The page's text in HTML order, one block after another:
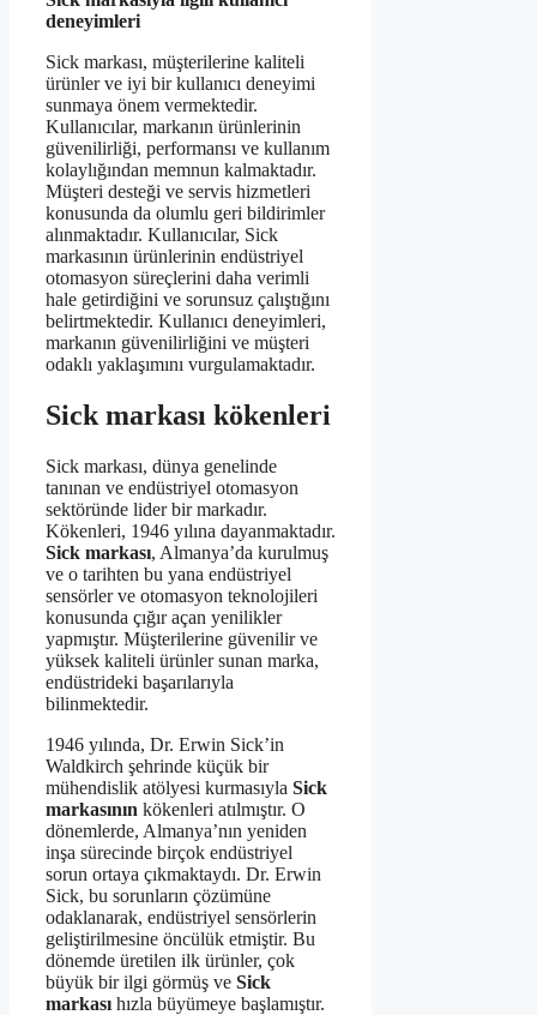
deneyimleri
Sick markası, müşterilerine kaliteli
ürünler ve iyi bir kullanıcı deneyimi
sunmaya önem vermektedir.
Kullanıcılar, markanın ürünlerinin
güvenilirliği, performansı ve kullanım
kolaylığından memnun kalmaktadır.
Müşteri desteği ve servis hizmetleri
konusunda da olumlu geri bildirimler
alınmaktadır. Kullanıcılar, Sick
markasının ürünlerinin endüstriyel
otomasyon süreçlerini daha verimli
hale getirdiğini ve sorunsuz çalıştığını
belirtmektedir. Kullanıcı deneyimleri,
markanın güvenilirliğini ve müşteri
odaklı yaklaşımını vurgulamaktadır.
Sick markası kökenleri
Sick markası, dünya genelinde
tanınan ve endüstriyel otomasyon
sektöründe lider bir markadır.
Kökenleri, 1946 yılına dayanmaktadır.
Sick markası, Almanya’da kurulmuş
ve o tarihten bu yana endüstriyel
sensörler ve otomasyon teknolojileri
konusunda çığır açan yenilikler
yapmıştır. Müşterilerine güvenilir ve
yüksek kaliteli ürünler sunan marka,
endüstrideki başarılarıyla
bilinmektedir.
1946 yılında, Dr. Erwin Sick’in
Waldkirch şehrinde küçük bir
mühendislik atölyesi kurmasıyla Sick
markasının kökenleri atılmıştır. O
dönemlerde, Almanya’nın yeniden
inşa sürecinde birçok endüstriyel
sorun ortaya çıkmaktaydı. Dr. Erwin
Sick, bu sorunların çözümüne
odaklanarak, endüstriyel sensörlerin
geliştirilmesine öncülük etmiştir. Bu
dönemde üretilen ilk ürünler, çok
büyük bir ilgi görmüş ve Sick
markası hızla büyümeye başlamıştır.